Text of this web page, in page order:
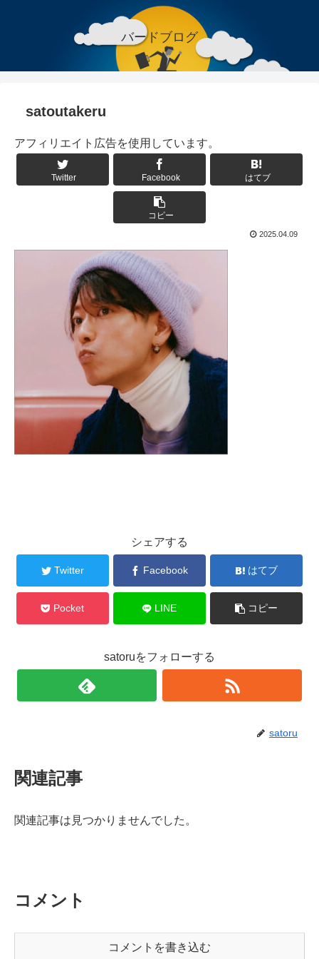
バードブログ
satoutakeru
アフィリエイト広告を使用しています。
Twitter Facebook はてブ
コピー
2025.04.09
シェアする
Twitter Facebook はてブ
Pocket LINE コピー
satoruをフォローする
satoru
関連記事
関連記事は見つかりませんでした。
コメント
コメントを書き込む